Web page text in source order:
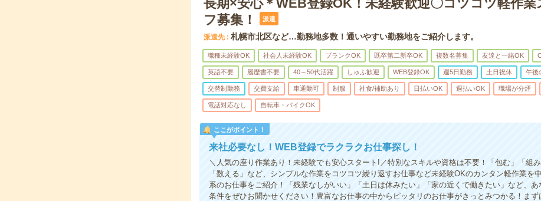
長期×安心＊WEB登録OK！未経験歓迎〇コツコツ軽作業
フ募集！
派遣
派遣先 札幌市北区など…勤務地多数！通いやすい勤務地をご紹介します。
職種未経験OK 社会人未経験OK ブランクOK 既卒第二新卒OK 複数名募集 友達と一緒OK
英語不要 履歴書不要 40～50代活躍 しゅふ歓迎 WEB登録OK 週5日勤務 土日祝休 午後
交替制勤務 交費支給 車通勤可 制服 社食/補助あり 日払いOK 週払いOK 職場が分煙
電話対応なし 自転車・バイクOK
ここがポイント！
来社必要なし！WEB登録でラクラクお仕事探し！
＼人気の座り作業あり！未経験でも安心スタート!／特別なスキルや資格は不要！「包む」「組み
「数える」など、シンプルな作業をコツコツ繰り返すお仕事など未経験OKのカンタン軽作業を
系のお仕事をご紹介！「残業なしがいい」「土日は休みたい」「家の近くで働きたい」など、あ
条件をぜひお聞かせください！豊富なお仕事の中からピッタリのお仕事がきっとみつかる！まず